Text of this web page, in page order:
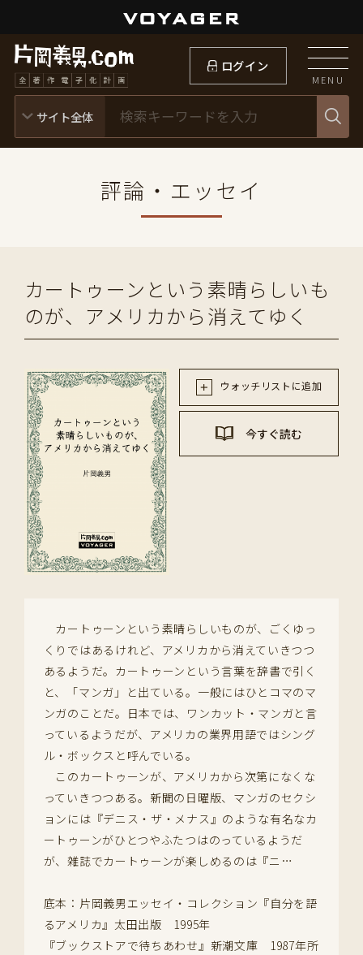
ログイン
MENU
評論・エッセイ
カートゥーンという素晴らしいも
のが、アメリカから消えてゆく
ウォッチリストに追加
今すぐ読む
カートゥーンという素晴らしいものが、ごくゆっ
くりではあるけれど、アメリカから消えていきつつ
あるようだ。カートゥーンという言葉を辞書で引く
と、「マンガ」と出ている。一般にはひとコマのマ
ンガのことだ。日本では、ワンカット・マンガと言
っているようだが、アメリカの業界用語ではシング
ル・ボックスと呼んでいる。
このカートゥーンが、アメリカから次第になくな
っていきつつある。新聞の日曜版、マンガのセクシ
ョンには『デニス・ザ・メナス』のような有名なカ
ートゥーンがひとつやふたつはのっているようだ
が、雑誌でカートゥーンが楽しめるのは『ニ…
底本：片岡義男エッセイ・コレクション『自分を語
るアメリカ』太田出版 1995年
『ブックストアで待ちあわせ』新潮文庫 1987年所